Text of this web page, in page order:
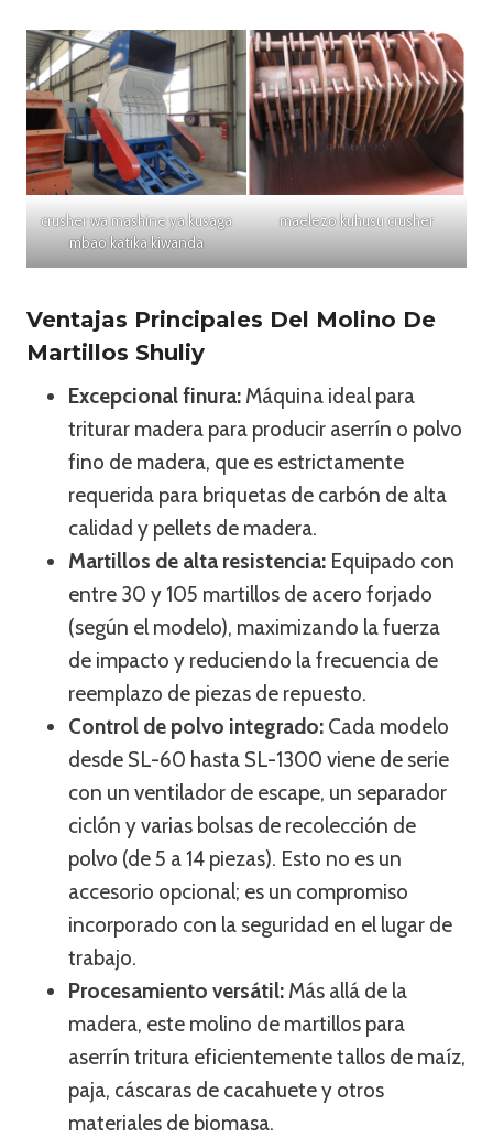
crusher wa mashine ya kusaga
mbao katika kiwanda
maelezo kuhusu crusher
Ventajas Principales Del Molino De
Martillos Shuliy
Excepcional finura: Máquina ideal para
triturar madera para producir aserrín o polvo
fino de madera, que es estrictamente
requerida para briquetas de carbón de alta
calidad y pellets de madera.
Martillos de alta resistencia: Equipado con
entre 30 y 105 martillos de acero forjado
(según el modelo), maximizando la fuerza
de impacto y reduciendo la frecuencia de
reemplazo de piezas de repuesto.
Control de polvo integrado: Cada modelo
desde SL-60 hasta SL-1300 viene de serie
con un ventilador de escape, un separador
ciclón y varias bolsas de recolección de
polvo (de 5 a 14 piezas). Esto no es un
accesorio opcional; es un compromiso
incorporado con la seguridad en el lugar de
trabajo.
Procesamiento versátil: Más allá de la
madera, este molino de martillos para
aserrín tritura eficientemente tallos de maíz,
paja, cáscaras de cacahuete y otros
materiales de biomasa.